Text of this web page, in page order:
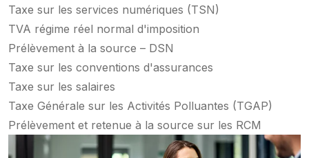
Taxe sur les services numériques (TSN)
TVA régime réel normal d'imposition
Prélèvement à la source – DSN
Taxe sur les conventions d'assurances
Taxe sur les salaires
Taxe Générale sur les Activités Polluantes (TGAP)
Prélèvement et retenue à la source sur les RCM